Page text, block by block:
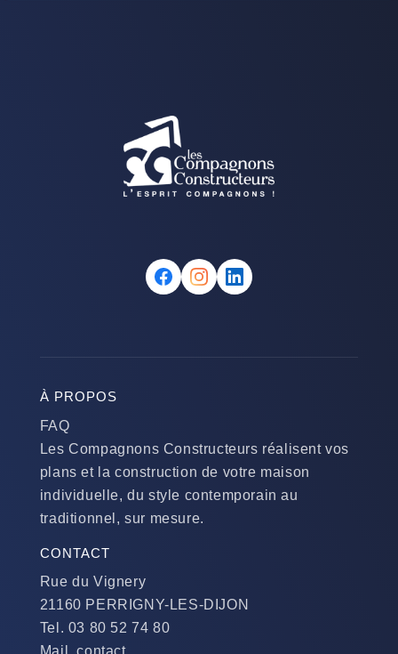
À PROPOS
FAQ
Les Compagnons Constructeurs réalisent vos
plans et la construction de votre maison
individuelle, du style contemporain au
traditionnel, sur mesure.
CONTACT
Rue du Vignery
21160 PERRIGNY-LES-DIJON
Tel. 03 80 52 74 80